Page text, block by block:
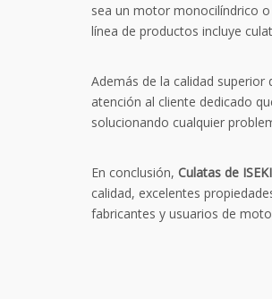
sea un motor monocilíndrico o
línea de productos incluye
Además de la calidad
atención al cliente dedicado
solucionando cualquier
En conclusión, Culatas de ISEKI
calidad, excelentes
fabricantes y usuarios de